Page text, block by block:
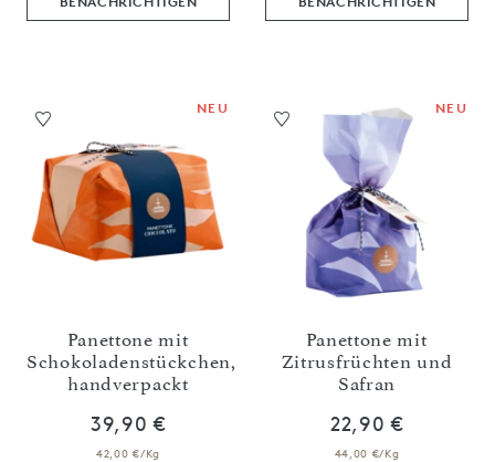
Panettone mit
Schokoladenstückchen,
handverpackt
39,90 €
42,00 €/Kg
NEU
Panettone mit
Zitrusfrüchten und
Safran
22,90 €
44,00 €/Kg
NEU